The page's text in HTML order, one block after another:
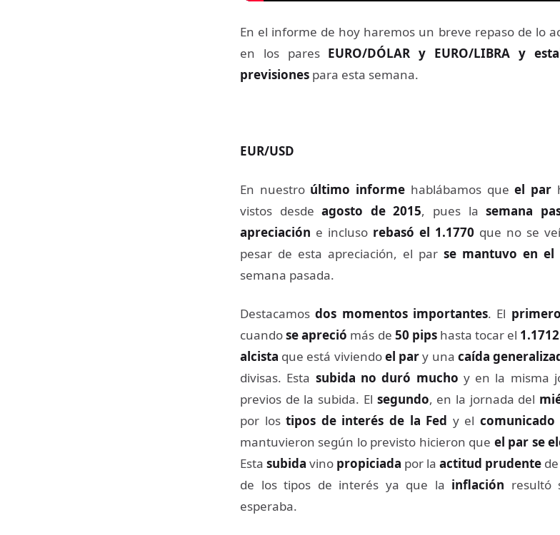
En el informe de hoy haremos un breve repaso de lo
en los pares EURO/DÓLAR y EURO/LIBRA y
previsiones para esta semana.
EUR/USD
En nuestro último informe hablábamos queel par
vistos desdeagosto de 2015, pues lasemana
apreciación e incluso rebasó el 1.1770 que no se
pesar de esta apreciación, el par se mantuvo en el
semana pasada.
Destacamosdos momentos importantes. El primero
cuandose apreció más de 50 pipshasta tocar el 1.1712
alcista que está viviendoel pary una caída
divisas. Esta subida no duró mucho y en la misma
previos de la subida. El segundo, en la jornada del
por lostipos de interés de la Fed y elcomunicado
mantuvieron según lo previsto hicieron que el par se
Esta subida vino propiciada por la actitud prudente
de los tipos de interés ya que la inflación resultó
esperaba.